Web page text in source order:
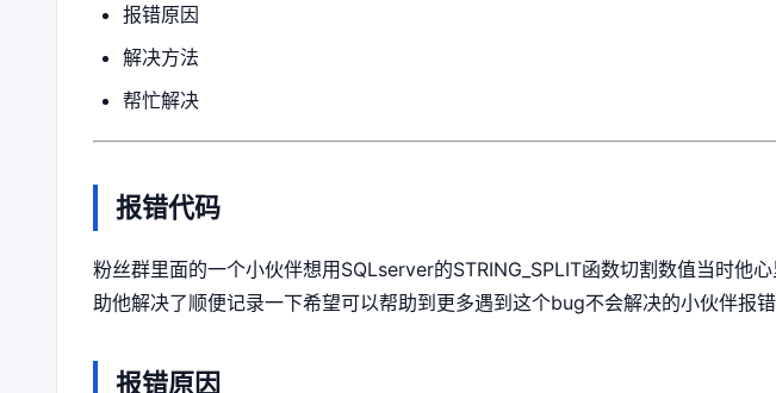
报错原因
解决方法
帮忙解决
报错代码
粉丝群里面的一个小伙伴想用SQLserver的STRING_SPLIT函数切割数值当时他
助他解决了顺便记录一下希望可以帮助到更多遇到这个bug不会解决的小伙伴报
报错原因